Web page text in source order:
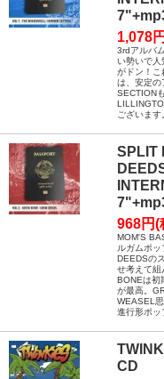
1,078
3rdアルバ
い勢いで人
がドン！こ
は、安定の
SECTION
ございます
SPLIT
968円(
MOM'S
ルガムポ
DEEDSの
せ考えて組
BONEは初
が最高。
WEASEL
進行形ポッ
CD